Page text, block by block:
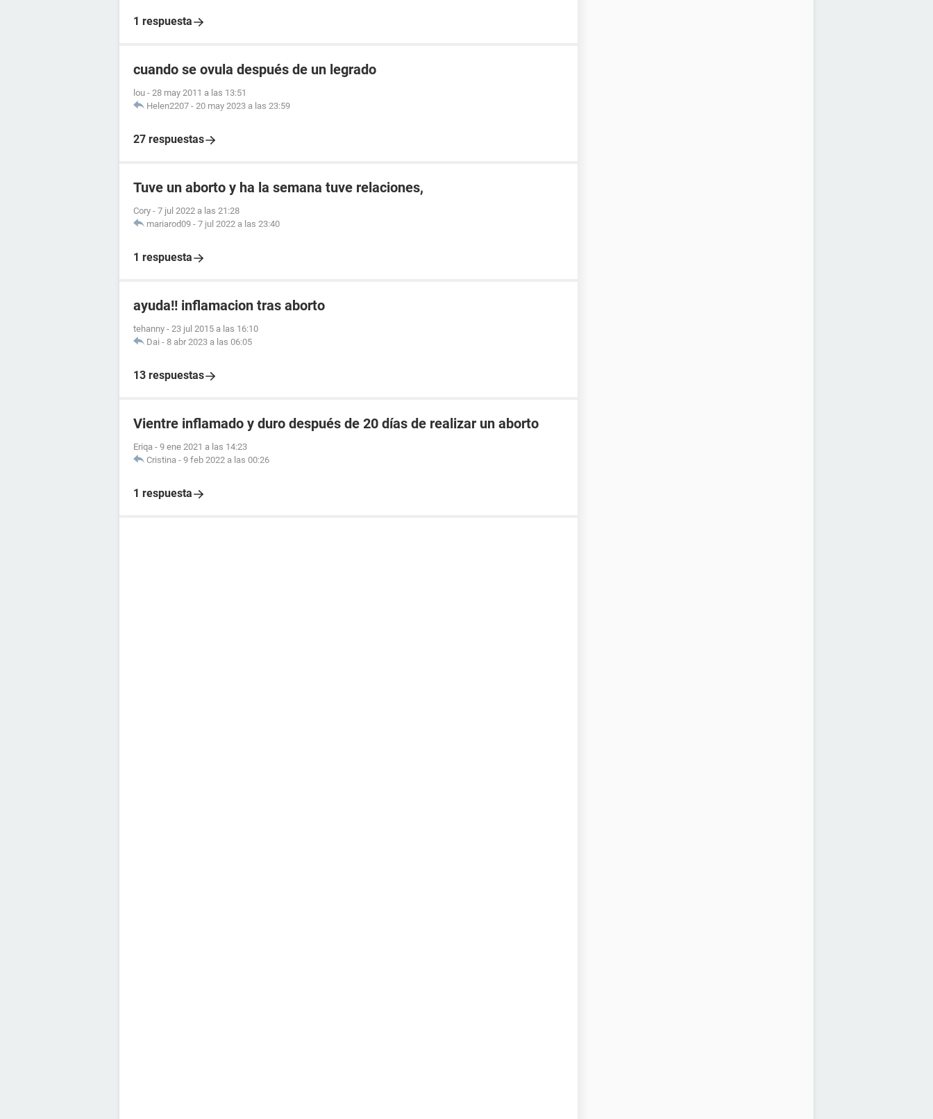
1 respuesta
cuando se ovula después de un legrado
lou - 28 may 2011 a las 13:51
Helen2207 - 20 may 2023 a las 23:59
27 respuestas
Tuve un aborto y ha la semana tuve relaciones,
Cory - 7 jul 2022 a las 21:28
mariarod09 - 7 jul 2022 a las 23:40
1 respuesta
ayuda!! inflamacion tras aborto
tehanny - 23 jul 2015 a las 16:10
Dai - 8 abr 2023 a las 06:05
13 respuestas
Vientre inflamado y duro después de 20 días de realizar un aborto
Eriqa - 9 ene 2021 a las 14:23
Cristina - 9 feb 2022 a las 00:26
1 respuesta